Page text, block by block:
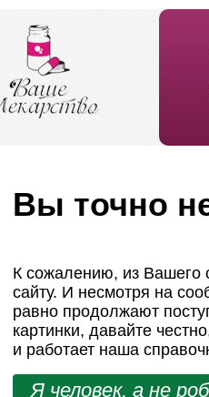
Вы точно
К сожалению, из Вашего
сайту. И несмотря на
равно продолжают
картинки, давайте
и работает наша
Я человек, а не